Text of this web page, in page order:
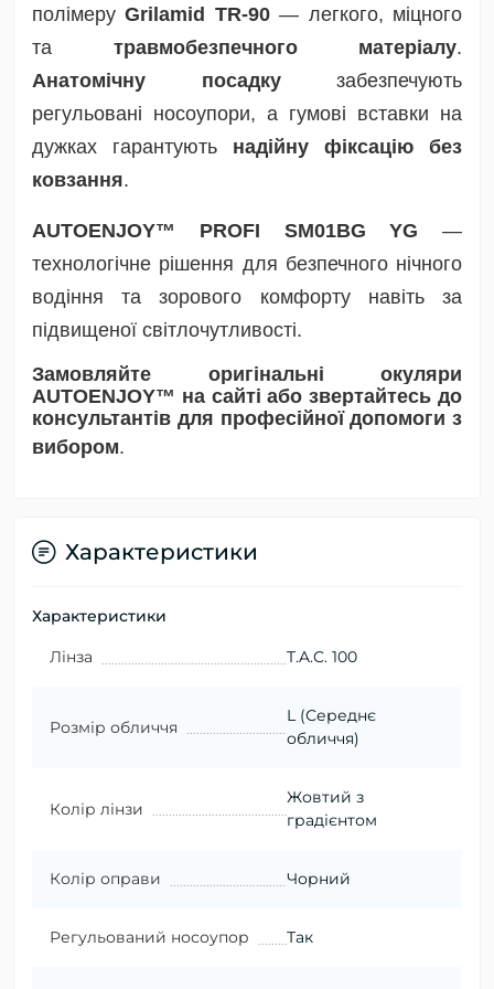
полімеруGrilamid TR-90— легкого, міцного
та травмобезпечного матеріалу.
Анатомічну посадкузабезпечують
регульовані носоупори, а гумові вставки на
дужках гарантують надійну фіксацію без
ковзання.
AUTOENJOY™ PROFI SM01BG YG —
технологічне рішення для безпечного нічного
водіння та зорового комфорту навіть за
підвищеної світлочутливості.
Замовляйте оригінальні окуляри
AUTOENJOY™ на сайті або звертайтесь до
консультантів для професійної допомоги з
вибором.
Характеристики
Характеристики
Лінза T.A.C. 100
Розмір обличчя
L (Середнє
обличчя)
Колір лінзи
Жовтий з
градієнтом
Колір оправи Чорний
Регульований носоупор Так